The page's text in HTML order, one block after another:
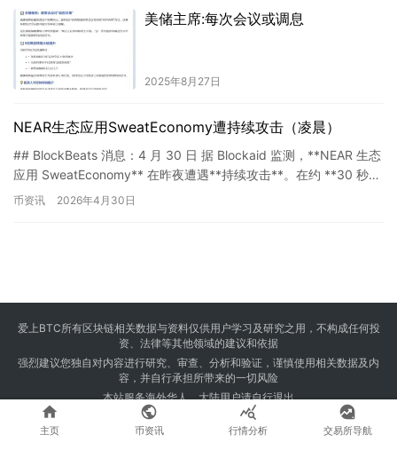
美储主席:每次会议或调息
2025年8月27日
NEAR生态应用SweatEconomy遭持续攻击（凌晨）
## BlockBeats 消息：4 月 30 日 据 Blockaid 监测，**NEAR 生态
应用 SweatEconomy** 在昨夜遭遇**持续攻击**。在约 **30 秒…
币资讯 2026年4月30日
爱上BTC所有区块链相关数据与资料仅供用户学习及研究之用，不构成任何投
资、法律等其他领域的建议和依据
强烈建议您独自对内容进行研究、审查、分析和验证，谨慎使用相关数据及内
容，并自行承担所带来的一切风险
本站服务海外华人，大陆用户请自行退出
Copyright © 2024 爱上BTC 版权所有 Powered by
23btc.com

主页

币资讯

行情分析

交易所导航